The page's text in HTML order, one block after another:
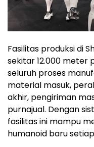
Fasilitas produksi di
sekitar 12.000 meter
seluruh proses
material masuk,
akhir, pengiriman
purnajual. Dengan
fasilitas ini mampu
humanoid baru